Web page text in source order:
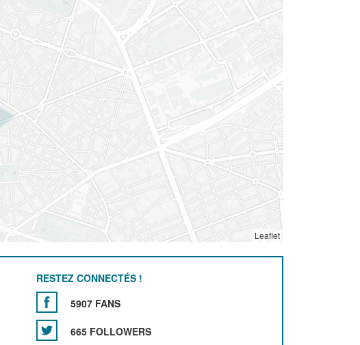
Leaflet
RESTEZ CONNECTÉS !
5907 FANS
665 FOLLOWERS